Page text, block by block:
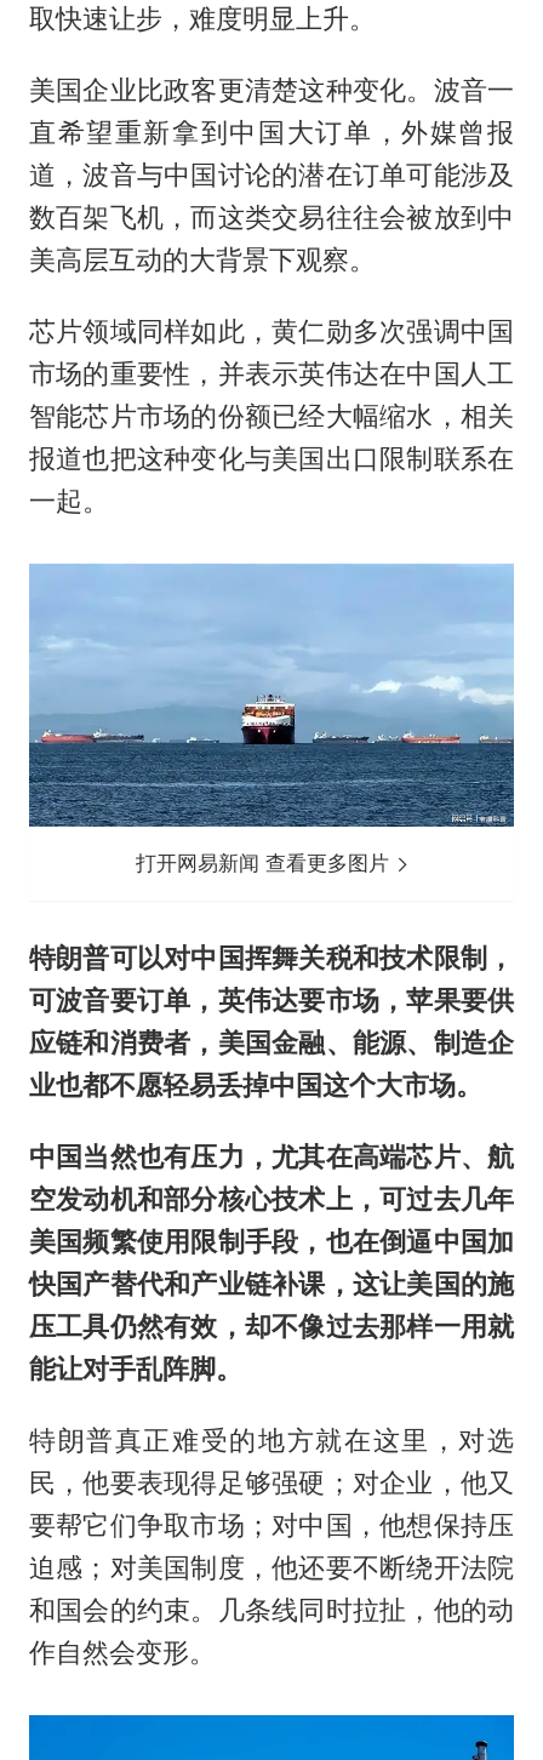
取快速让步，难度明显上升。
美国企业比政客更清楚这种变化。波音一
直希望重新拿到中国大订单，外媒曾报
道，波音与中国讨论的潜在订单可能涉及
数百架飞机，而这类交易往往会被放到中
美高层互动的大背景下观察。
芯片领域同样如此，黄仁勋多次强调中国
市场的重要性，并表示英伟达在中国人工
智能芯片市场的份额已经大幅缩水，相关
报道也把这种变化与美国出口限制联系在
一起。
打开网易新闻 查看更多图片
特朗普可以对中国挥舞关税和技术限制，
可波音要订单，英伟达要市场，苹果要供
应链和消费者，美国金融、能源、制造企
业也都不愿轻易丢掉中国这个大市场。
中国当然也有压力，尤其在高端芯片、航
空发动机和部分核心技术上，可过去几年
美国频繁使用限制手段，也在倒逼中国加
快国产替代和产业链补课，这让美国的施
压工具仍然有效，却不像过去那样一用就
能让对手乱阵脚。
特朗普真正难受的地方就在这里，对选
民，他要表现得足够强硬；对企业，他又
要帮它们争取市场；对中国，他想保持压
迫感；对美国制度，他还要不断绕开法院
和国会的约束。几条线同时拉扯，他的动
作自然会变形。